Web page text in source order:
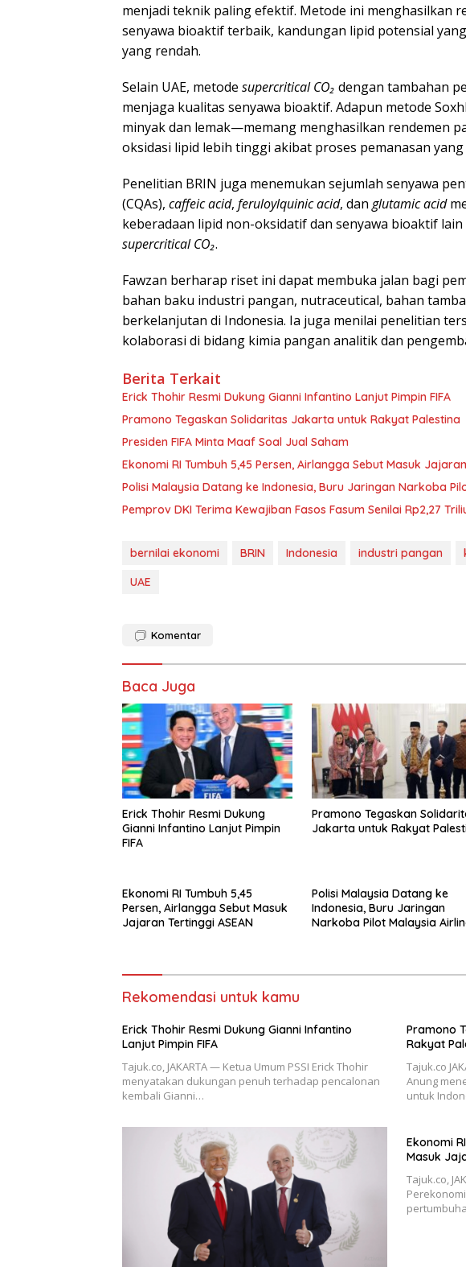
menjadi teknik paling efektif. Metode ini menghasilkan
senyawa bioaktif terbaik, kandungan lipid potensial
yang rendah.
Selain UAE, metode supercritical CO₂ dengan tambahan
menjaga kualitas senyawa bioaktif. Adapun metode
minyak dan lemak—memang menghasilkan rendemen
oksidasi lipid lebih tinggi akibat proses pemanasan
Penelitian BRIN juga menemukan sejumlah senyawa
(CQAs), caffeic acid, feruloylquinic acid, dan glutamic acid
keberadaan lipid non-oksidatif dan senyawa bioaktif
supercritical CO₂.
Fawzan berharap riset ini dapat membuka jalan bagi
bahan baku industri pangan, nutraceutical, bahan
berkelanjutan di Indonesia. Ia juga menilai penelitian
kolaborasi di bidang kimia pangan analitik dan
Berita Terkait
Erick Thohir Resmi Dukung Gianni Infantino Lanjut Pimpin FIFA
Pramono Tegaskan Solidaritas Jakarta untuk Rakyat Palestina
Presiden FIFA Minta Maaf Soal Jual Saham
Ekonomi RI Tumbuh 5,45 Persen, Airlangga Sebut Masuk
Polisi Malaysia Datang ke Indonesia, Buru Jaringan Narkoba
Pemprov DKI Terima Kewajiban Fasos Fasum Senilai Rp2,27
bernilai ekonomi BRIN Indonesia industri pangan
UAE
Komentar
Baca Juga
Erick Thohir Resmi Dukung
Gianni Infantino Lanjut Pimpin
FIFA
Pramono Tegaskan
Jakarta untuk Rakyat
Ekonomi RI Tumbuh 5,45
Persen, Airlangga Sebut Masuk
Jajaran Tertinggi ASEAN
Polisi Malaysia Datang ke
Indonesia, Buru Jaringan
Narkoba Pilot Malaysia
Rekomendasi untuk kamu
Erick Thohir Resmi Dukung Gianni Infantino
Lanjut Pimpin FIFA
Tajuk.co, JAKARTA — Ketua Umum PSSI Erick Thohir
menyatakan dukungan penuh terhadap pencalonan
kembali Gianni…
Pramono
Rakyat
Tajuk.co
Anung
untuk
Ekonomi
Masuk
Tajuk.co,